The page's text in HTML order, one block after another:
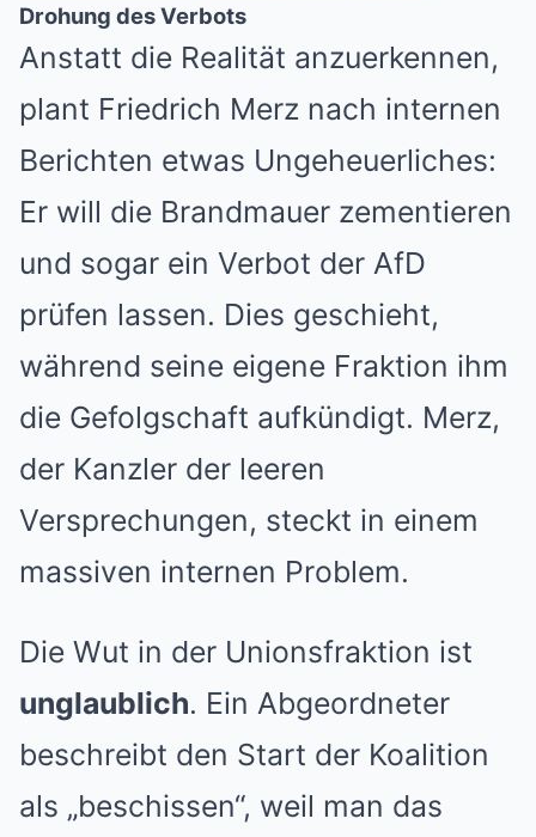
Drohung des Verbots
Anstatt die Realität anzuerkennen,
plant Friedrich Merz nach internen
Berichten etwas Ungeheuerliches:
Er will die Brandmauer zementieren
und sogar ein Verbot der AfD
prüfen lassen. Dies geschieht,
während seine eigene Fraktion ihm
die Gefolgschaft aufkündigt. Merz,
der Kanzler der leeren
Versprechungen, steckt in einem
massiven internen Problem.
Die Wut in der Unionsfraktion ist
unglaublich. Ein Abgeordneter
beschreibt den Start der Koalition
als „beschissen“, weil man das